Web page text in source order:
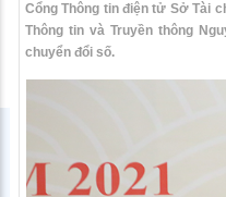
Cổng Thông tin điện tử Sở Tài
Thông tin và Truyền thông
chuyển đổi số.